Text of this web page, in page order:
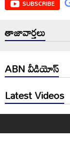
SUBSCRIBE
తాజావార్తలు
ABN వీడియోస్
Latest Videos